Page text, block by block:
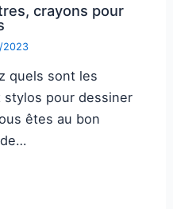
crayons pour
2023
quels sont les
stylos pour dessiner
êtes au bon